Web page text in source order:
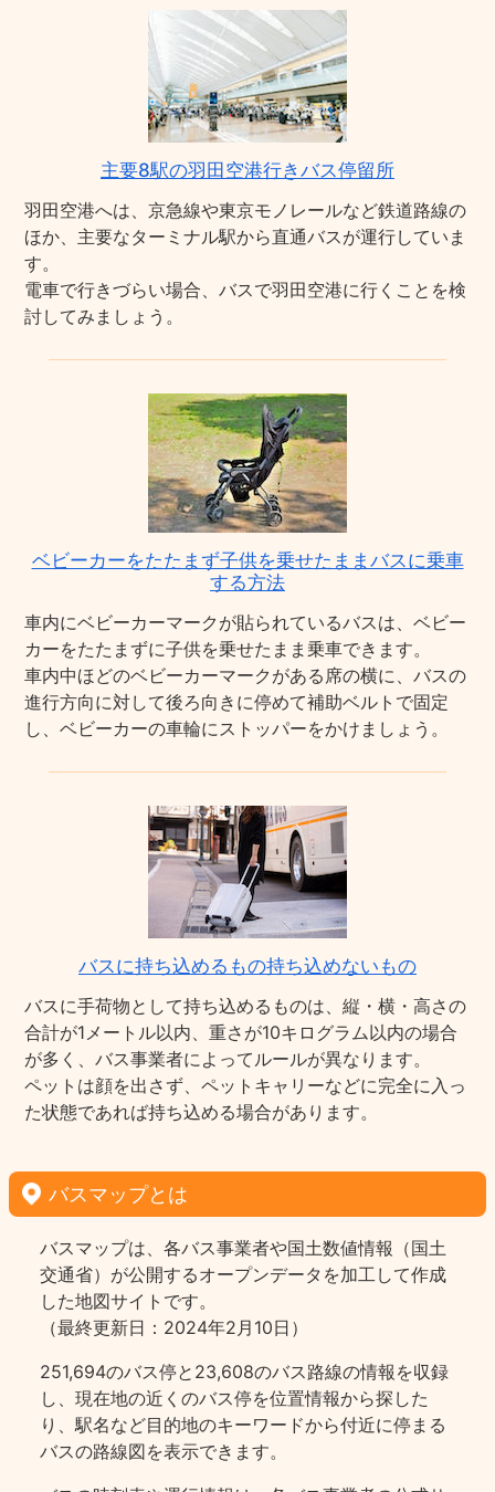
主要8駅の羽田空港行きバス停留所
羽田空港へは、京急線や東京モノレールなど鉄道路線の
ほか、主要なターミナル駅から直通バスが運行していま
す。
電車で行きづらい場合、バスで羽田空港に行くことを検
討してみましょう。
ベビーカーをたたまず子供を乗せたままバスに乗車
する方法
車内にベビーカーマークが貼られているバスは、ベビー
カーをたたまずに子供を乗せたまま乗車できます。
車内中ほどのベビーカーマークがある席の横に、バスの
進行方向に対して後ろ向きに停めて補助ベルトで固定
し、ベビーカーの車輪にストッパーをかけましょう。
バスに持ち込めるもの持ち込めないもの
バスに手荷物として持ち込めるものは、縦・横・高さの
合計が1メートル以内、重さが10キログラム以内の場合
が多く、バス事業者によってルールが異なります。
ペットは顔を出さず、ペットキャリーなどに完全に入っ
た状態であれば持ち込める場合があります。
バスマップとは
バスマップは、各バス事業者や国土数値情報（国土
交通省）が公開するオープンデータを加工して作成
した地図サイトです。
（最終更新日：2024年2月10日）
251,694のバス停と23,608のバス路線の情報を収録
し、現在地の近くのバス停を位置情報から探した
り、駅名など目的地のキーワードから付近に停まる
バスの路線図を表示できます。